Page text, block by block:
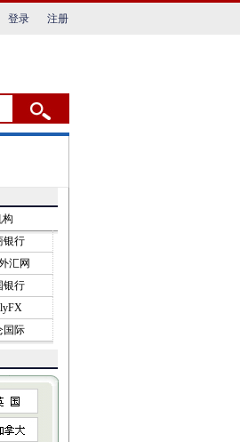
登录 注册
构
银行
汇网
银行
国际